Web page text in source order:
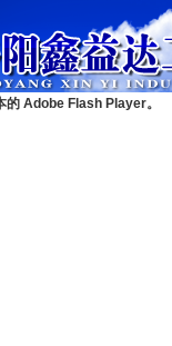
的 Adobe Flash Player。